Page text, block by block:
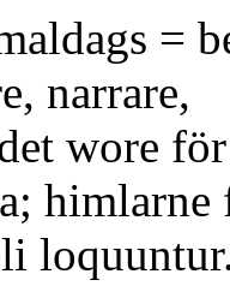
=
narrare,
wore
himlarne